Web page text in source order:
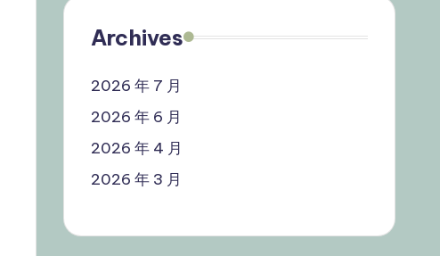
Archives
2026 年 7 月
2026 年 6 月
2026 年 4 月
2026 年 3 月